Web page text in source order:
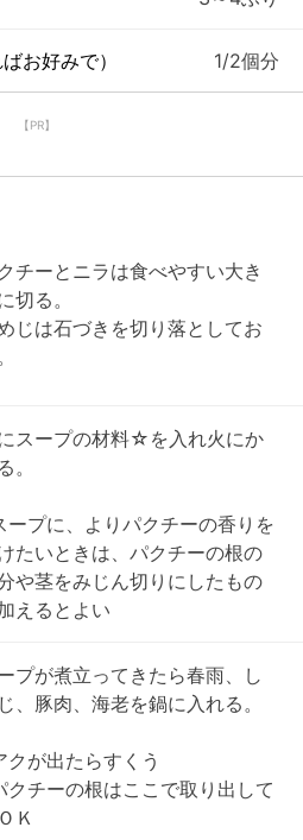
お好みで） 1/2個分
【PR】
チーとニラは食べやすい大き
切る。
じは石づきを切り落としてお
スープの材料☆を入れ火にか
。
ープに、よりパクチーの香りを
たいときは、パクチーの根の
や茎をみじん切りにしたもの
えるとよい
プが煮立ってきたら春雨、し
、豚肉、海老を鍋に入れる。
クが出たらすくう
クチーの根はここで取り出して
Ｋ